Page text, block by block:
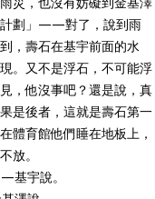
計劃」——對了，說到雨
，壽石在基宇前面的水
。又不是浮石，不可能浮
，他沒事吧？還是說，真
是後者，這就是壽石第一
體育館他們睡在地板上，
放。
基宇說。